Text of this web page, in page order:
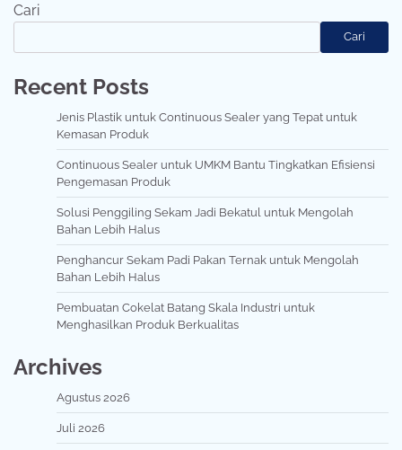
Cari
Cari
Recent Posts
Jenis Plastik untuk Continuous Sealer yang Tepat untuk
Kemasan Produk
Continuous Sealer untuk UMKM Bantu Tingkatkan Efisiensi
Pengemasan Produk
Solusi Penggiling Sekam Jadi Bekatul untuk Mengolah
Bahan Lebih Halus
Penghancur Sekam Padi Pakan Ternak untuk Mengolah
Bahan Lebih Halus
Pembuatan Cokelat Batang Skala Industri untuk
Menghasilkan Produk Berkualitas
Archives
Agustus 2026
Juli 2026